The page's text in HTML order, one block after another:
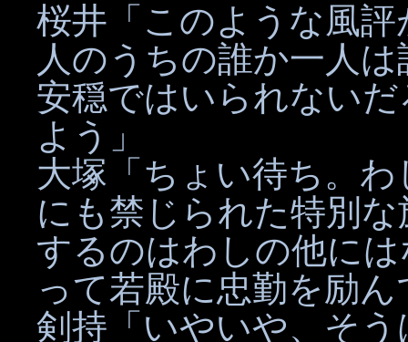
桜井「このような風
人のうちの誰か一人
安穏ではいられない
よう」
大塚「ちょい待ち。
にも禁じられた特別
するのはわしの他に
って若殿に忠勤を励
剣持「いやいや、そ